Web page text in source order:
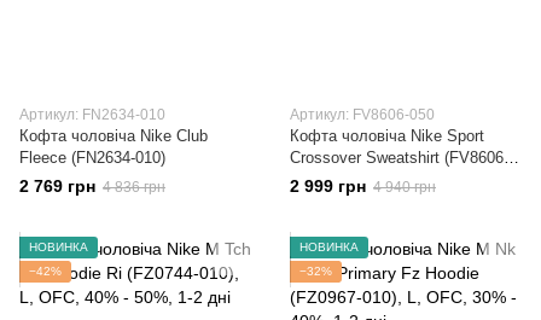
Артикул: FN2634-010
Кофта чоловіча Nike Club
Fleece (FN2634-010)
2 769 грн 4 836 грн
Артикул: FV8606-050
Кофта чоловіча Nike Sport
Crossover Sweatshirt (FV8606-
050)
2 999 грн 4 940 грн
НОВИНКА
−42%
НОВИНКА
−32%